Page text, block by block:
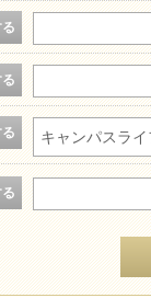
キャンパスライ